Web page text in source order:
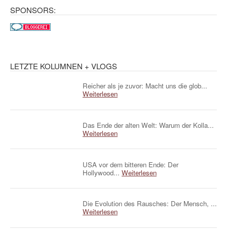
SPONSORS:
LETZTE KOLUMNEN + VLOGS
Reicher als je zuvor: Macht uns die glob...
Weiterlesen
Das Ende der alten Welt: Warum der Kolla...
Weiterlesen
USA vor dem bitteren Ende: Der
Hollywood... Weiterlesen
Die Evolution des Rausches: Der Mensch, ...
Weiterlesen